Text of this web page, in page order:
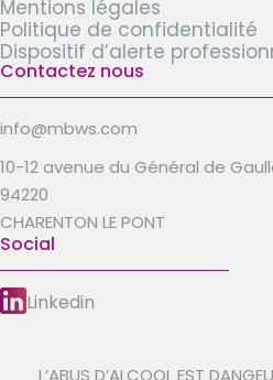
Mentions légales
Politique de confidentialité
Dispositif d’alerte
Contactez nous
info@mbws.com
10-12 avenue du Général de
94220
CHARENTON LE PONT
Social
Linkedin
L’ABUS D’ALCOOL EST